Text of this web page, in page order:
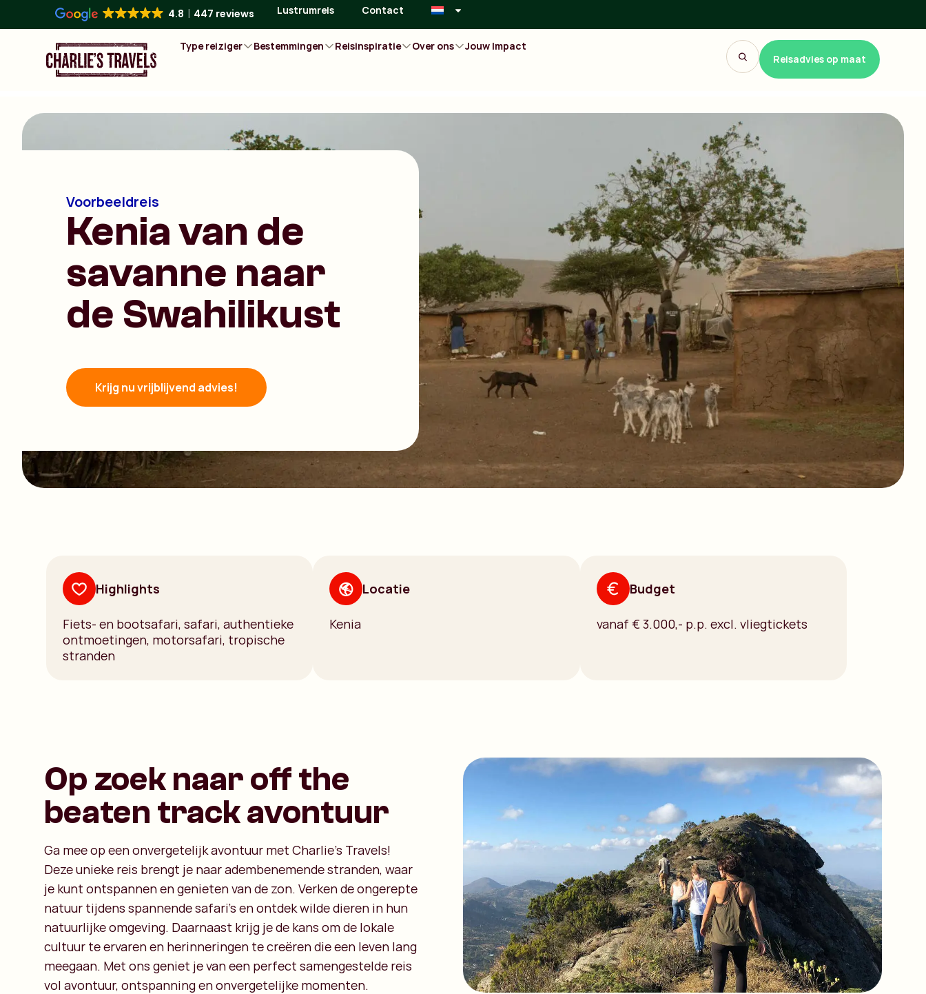
4.8 447 reviews Lustrumreis Contact
Type reiziger Bestemmingen Reisinspiratie Over ons
Jouw Impact
Reisadvies op maat
Voorbeeldreis
Kenia van de
savanne naar
de Swahilikust
Krijg nu vrijblijvend advies!
Highlights
Fiets- en bootsafari, safari, authentieke
ontmoetingen, motorsafari, tropische
stranden
Locatie
Kenia
Budget
vanaf € 3.000,- p.p. excl. vliegtickets
Op zoek naar off the
beaten track avontuur
Ga mee op een onvergetelijk avontuur met Charlie's Travels!
Deze unieke reis brengt je naar adembenemende stranden, waar
je kunt ontspannen en genieten van de zon. Verken de ongerepte
natuur tijdens spannende safari's en ontdek wilde dieren in hun
natuurlijke omgeving. Daarnaast krijg je de kans om de lokale
cultuur te ervaren en herinneringen te creëren die een leven lang
meegaan. Met ons geniet je van een perfect samengestelde reis
vol avontuur, ontspanning en onvergetelijke momenten.